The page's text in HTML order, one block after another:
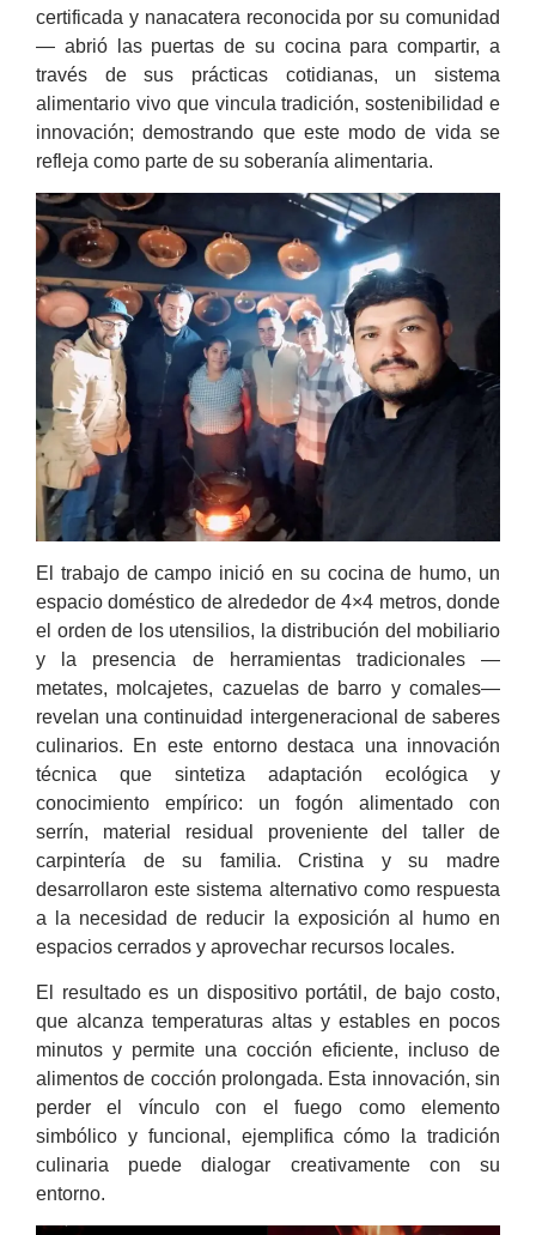
certificada y nanacatera reconocida por su comunidad
— abrió las puertas de su cocina para compartir, a
través de sus prácticas cotidianas, un sistema
alimentario vivo que vincula tradición, sostenibilidad e
innovación; demostrando que este modo de vida se
refleja como parte de su soberanía alimentaria.
El trabajo de campo inició en su cocina de humo, un
espacio doméstico de alrededor de 4×4 metros, donde
el orden de los utensilios, la distribución del mobiliario
y la presencia de herramientas tradicionales —
metates, molcajetes, cazuelas de barro y comales—
revelan una continuidad intergeneracional de saberes
culinarios. En este entorno destaca una innovación
técnica que sintetiza adaptación ecológica y
conocimiento empírico: un fogón alimentado con
serrín, material residual proveniente del taller de
carpintería de su familia. Cristina y su madre
desarrollaron este sistema alternativo como respuesta
a la necesidad de reducir la exposición al humo en
espacios cerrados y aprovechar recursos locales.
El resultado es un dispositivo portátil, de bajo costo,
que alcanza temperaturas altas y estables en pocos
minutos y permite una cocción eficiente, incluso de
alimentos de cocción prolongada. Esta innovación, sin
perder el vínculo con el fuego como elemento
simbólico y funcional, ejemplifica cómo la tradición
culinaria puede dialogar creativamente con su
entorno.